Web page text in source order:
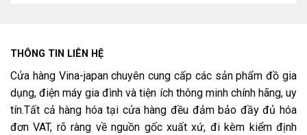
THÔNG TIN LIÊN HỆ
Cửa hàng Vina-japan chuyên cung cấp các sản phẩm đồ gia
dụng, điện máy gia đình và tiện ích thông minh chính hãng, uy
tín.Tất cả hàng hóa tại cửa hàng đều đảm bảo đầy đủ hóa
đơn VAT, rõ ràng về nguồn gốc xuất xứ, đi kèm kiểm định